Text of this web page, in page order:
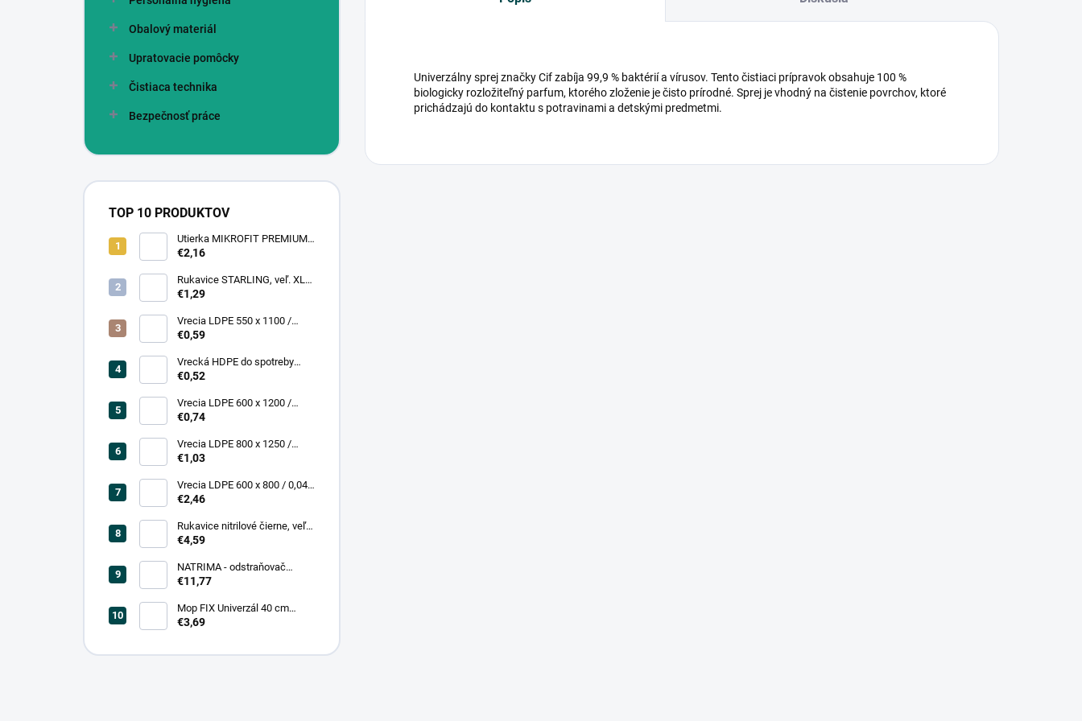
Obalový materiál
Upratovacie pomôcky
Čistiaca technika
Bezpečnosť práce
TOP 10 PRODUKTOV
Utierka MIKROFIT PREMIUM
920 40x40 cm, 305 gr./m2
€2,16
Rukavice STARLING, veľ. XL
(12 pár = bal)
€1,29
Vrecia LDPE 550 x 1100 /
0,13,1A, číra
€0,59
Vrecká HDPE do spotreby
300x400/0,007, číre, (50 ks =
€0,52
Vrecia LDPE 600 x 1200 /
0,200, transparent (25 ks)
€0,74
Vrecia LDPE 800 x 1250 /
0,20, čierna (25 ks = bal)
€1,03
Vrecia LDPE 600 x 800 / 0,04,
biele (25 ks = rol)
€2,46
Rukavice nitrilové čierne, veľ.
L (100 ks = box)
€4,59
NATRIMA - odstraňovač
starých náterov (0,75 L = bal)
€11,77
Mop FIX Univerzál 40 cm
bavlnený Fmix
€3,69
Univerzálny sprej značky Cif zabíja 99,9 % baktérií a vírusov. Tento čistiaci prípravok obsahuje 100 %
biologicky rozložiteľný parfum, ktorého zloženie je čisto prírodné. Sprej je vhodný na čistenie povrchov, ktoré
prichádzajú do kontaktu s potravinami a detskými predmetmi.